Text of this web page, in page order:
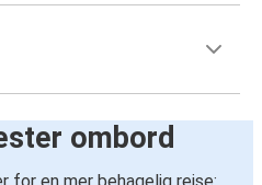
ombord